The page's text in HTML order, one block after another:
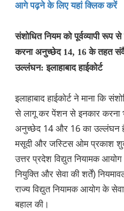
आगे पढ़ने के लिए यहां क्लिक करें
संशोधित नियम को पूर्वव्यापी
करना अनुच्छेद 14, 16 के तहत
उल्लंघन: इलाहाबाद हाईकोर्ट
इलाहाबाद हाईकोर्ट ने माना कि
से लागू कर पेंशन से इनकार करना
अनुच्छेद 14 और 16 का उल्लंघन
मसूदी और जस्टिस ओम प्रकाश
उत्तर प्रदेश विद्युत नियामक
नियुक्ति और सेवा की शर्तें)
राज्य विद्युत नियामक आयोग के
बहाल की।